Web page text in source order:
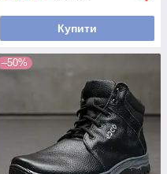
Купити
–50%